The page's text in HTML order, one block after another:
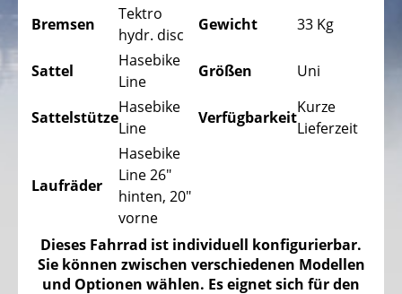
Tandem
Fahrräder
Liegeräder,
Dreiräder
Kinder
Liegeräder,
Dreiräder
ELEKTROFAHRRAD
PEDELEC
Bremsen
Tektro
hydr. disc
Gewicht 33 Kg
Sattel
Hasebike
Line
Größen Uni
Sattelstütze
Hasebike
Line
Verfügbarkeit
Kurze
Lieferzeit
Laufräder
Hasebike
Line 26"
hinten, 20"
vorne
Dieses Fahrrad ist individuell konfigurierbar.
Sie können zwischen verschiedenen Modellen
und Optionen wählen. Es eignet sich für den